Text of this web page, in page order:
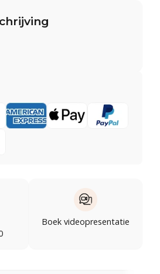
Boek videopresentatie